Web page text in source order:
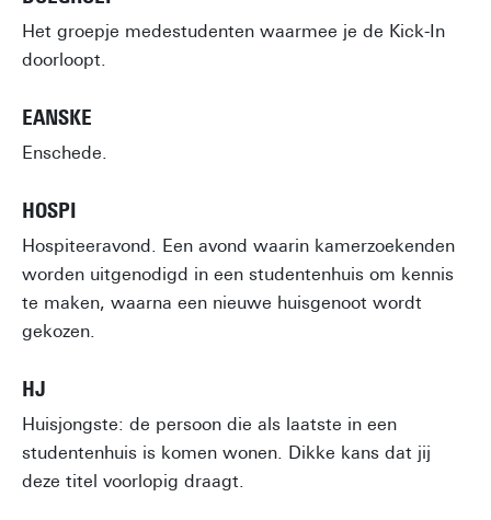
Het groepje medestudenten waarmee je de Kick-In
doorloopt.
EANSKE
Enschede.
HOSPI
Hospiteeravond. Een avond waarin kamerzoekenden
worden uitgenodigd in een studentenhuis om kennis
te maken, waarna een nieuwe huisgenoot wordt
gekozen.
HJ
Huisjongste: de persoon die als laatste in een
studentenhuis is komen wonen. Dikke kans dat jij
deze titel voorlopig draagt.